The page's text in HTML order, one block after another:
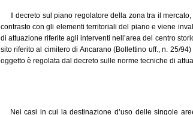
Il decreto sul piano regolatore della zona tra il
contrasto con gli elementi territoriali del piano e viene
di attuazione riferite agli interventi nell’area del centro
sito riferito al cimitero di Ancarano (Bollettino uff., n. 25/
oggetto è regolata dal decreto sulle norme tecniche di
Nei casi in cui la destinazione d’uso delle singole